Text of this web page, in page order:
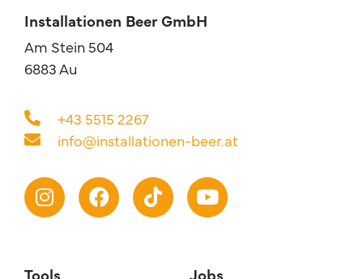
Installationen Beer GmbH
Am Stein 504
6883 Au
+43 5515 2267
info@installationen-beer.at
Tools Jobs